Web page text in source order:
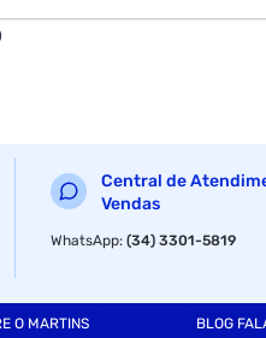
Central de
Vendas
WhatsApp:(34) 3301-5819
O MARTINS BLOG